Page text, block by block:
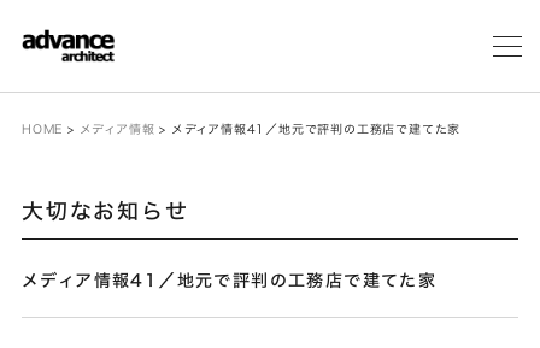
メ
HOME > メディア情報 > メディア情報41／地元で評判の工務店で建てた家
大切なお知らせ
メディア情報41／地元で評判の工務店で建てた家